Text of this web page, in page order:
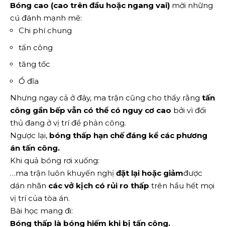
Bóng cao (cao trên đầu hoặc ngang vai) mời những
cú đánh mạnh mẽ:
Chi phí chung
tấn công
tăng tốc
Ổ đĩa
Nhưng ngay cả ở đây, ma trận cũng cho thấy rằng tấn
công gần bếp vẫn có thể có nguy cơ cao bởi vì đối
thủ đang ở vị trí để phản công.
Ngược lại, bóng thấp hạn chế đáng kể các phương
án tấn công.
Khi quả bóng rơi xuống:
…ma trận luôn khuyến nghị đặt lại hoặc giảmđược
dán nhãn các vở kịch có rủi ro thấp trên hầu hết mọi
vị trí của tòa án.
Bài học mang đi:
Bóng thấp là bóng hiếm khi bị tấn công.